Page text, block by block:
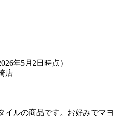
年5月2日時点）
店
ルの商品です。お好みでマ